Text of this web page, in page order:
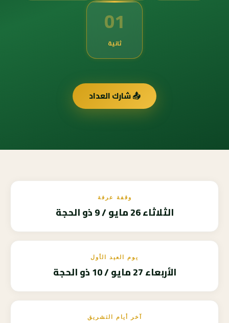
00
ثانية
📤 شارك العداد
وقفة عرفة
الثلاثاء 26 مايو / 9 ذو الحجة
يوم العيد الأول
الأربعاء 27 مايو / 10 ذو الحجة
آخر أيام التشريق